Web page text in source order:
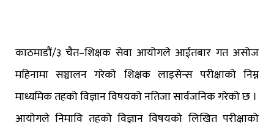
काठमाडौं/३ चैत–शिक्षक सेवा आयोगले आईतबार गत असोज
महिनामा सञ्चालन गरेको शिक्षक लाइसेन्स परीक्षाको निम्न
माध्यमिक तहको विज्ञान विषयको नतिजा सार्वजनिक गरेको छ ।
आयोगले निमावि तहको विज्ञान विषयको लिखित परीक्षाको